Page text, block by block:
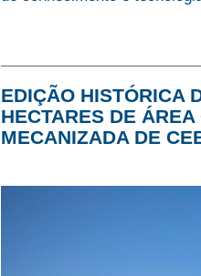
EDIÇÃO HISTÓRICA
HECTARES DE
MECANIZADA DE